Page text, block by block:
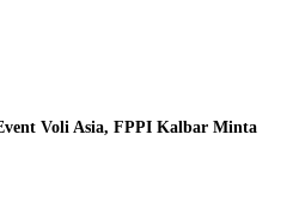
Voli Asia, FPPI Kalbar Minta